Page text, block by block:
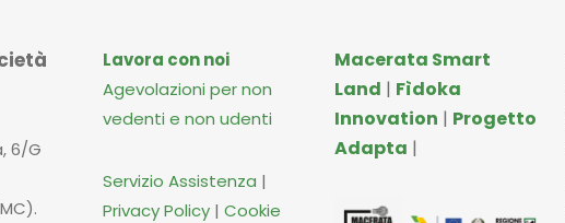
6/G
Lavora con noi
Agevolazioni per non
vedenti e non udenti
Servizio Assistenza |
Privacy Policy | Cookie
Macerata Smart
Land | Fìdoka
Innovation | Progetto
Adapta |